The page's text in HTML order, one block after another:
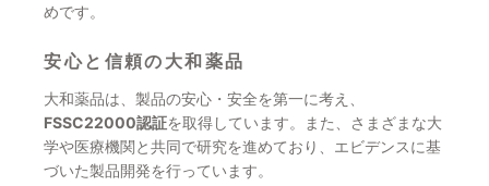
めです。
安心と信頼の大和薬品
大和薬品は、製品の安心・安全を第一に考え、
FSSC22000認証を取得しています。また、さまざまな大
学や医療機関と共同で研究を進めており、エビデンスに基
づいた製品開発を行っています。